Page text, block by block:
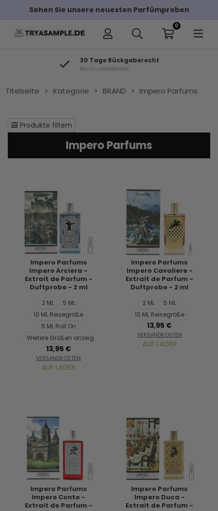
Sehen Sie unsere neuesten Parfümproben
0
30 Tage Rückgaberecht
bei Unzufriedenheit
Titelseite > Kategorie > BRAND > Impero Parfums
Produkte filtern
Impero Parfums
Impero Parfums
Impero Arciera -
Extrait de Parfum -
Duftprobe - 2 ml
2 ML
5 ML
10 ML Reisegröße
5 ML Roll On
Weitere Größen anzeigen...
13,95 €
VERSANDKOSTEN
AUF LAGER
Impero Parfums
Impero Cavaliere -
Extrait de Parfum -
Duftprobe - 2 ml
2 ML
5 ML
10 ML Reisegröße
13,95 €
VERSANDKOSTEN
AUF LAGER
Impero Parfums
Impero Conte -
Extrait de Parfum -
Impero Parfums
Impero Duca -
Extrait de Parfum -